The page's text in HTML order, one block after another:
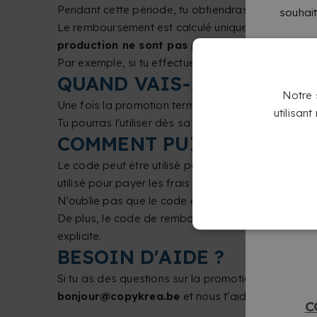
Pendant cette période, tu obtiendras
10% de
Le remboursement est calculé uniquement sur le
production ne sont pas pris en compte dans
Par exemple, si tu effectues un achat de produits
QUAND VAIS-JE
Une fois la promotion terminée, tu recevras par
Tu pourras l'utiliser dès sa réception et jusqu'au
COMMENT PUIS-JE
Le code peut être utilisé pour n'importe quel
utilisé pour payer les frais de livraison ni les
N'oublie pas que le code est
.
De plus, le code de remboursement
explicite.
BESOIN D'AIDE ?
Si tu as des questions sur la promotion ou sur le
bonjour@copykrea.be et nous t'aiderons pour
Notre
utilisant